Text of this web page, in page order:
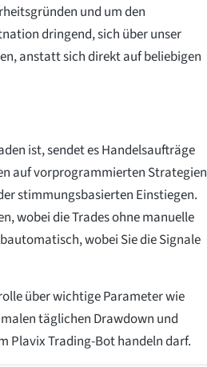
und um den
dringend, sich über unser
anstatt sich direkt auf beliebigen
ist, sendet es Handelsaufträge
auf vorprogrammierten Strategien
stimmungsbasierten Einstiegen.
wobei die Trades ohne manuelle
wobei Sie die Signale
über wichtige Parameter wie
täglichen Drawdown und
Plavix Trading-Bot handeln darf.